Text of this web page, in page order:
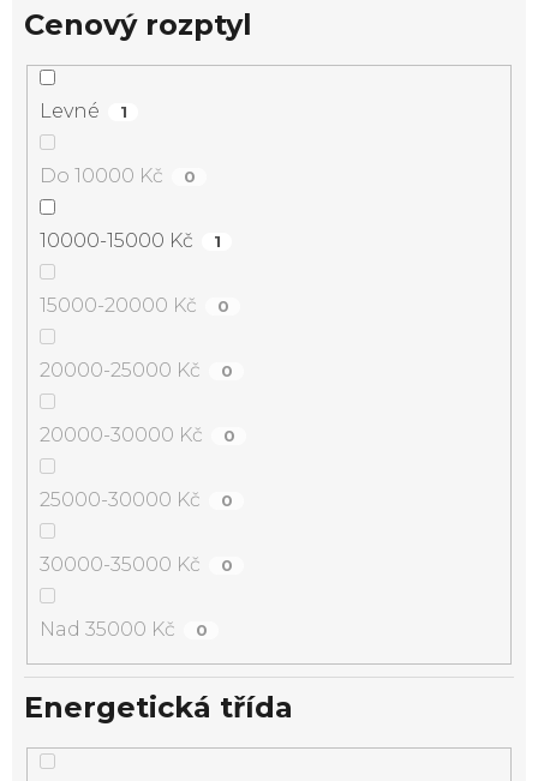
Cenový rozptyl
Levné 1
Do 10000 Kč 0
10000-15000 Kč 1
15000-20000 Kč 0
20000-25000 Kč 0
20000-30000 Kč 0
25000-30000 Kč 0
30000-35000 Kč 0
Nad 35000 Kč 0
Energetická třída